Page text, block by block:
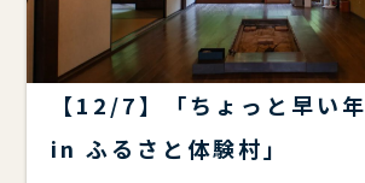
【12/7】「ちょっと早い
in ふるさと体験村」